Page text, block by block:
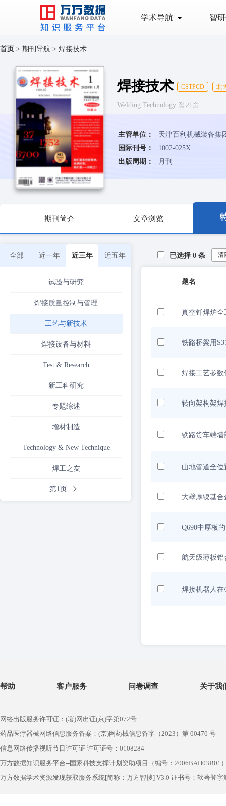
学术导航 智
首页 > 期刊导航 > 焊接技术
焊接技术 CSTPCD 北
Welding Technology 접기술
主管单位：
天津百利机械装备集
国际刊号：
1002-025X
出版周期：
月刊
期刊简介 文章浏览
全部 近一年 近三年 近五年
试验与研究
焊接质量控制与管理
工艺与新技术
焊接设备与材料
Test & Research
新工科研究
专题综述
增材制造
Technology & New Technique
焊工之友
第1页
已选择 0 条 清
题名
真空钎焊炉
铁路桥梁用
焊接工艺参
转向架构架
铁路货车端
山地管道全
大壁厚镍基
Q690中厚板
航天级薄板
焊接机器人
帮助 客户服务 问卷调查 关于我
网络出版服务许可证：(署)网出证(京)字第072号
药品医疗器械网络信息服务备案：(京)网药械信息备字（2023）第 00470 号
信息网络传播视听节目许可证 许可证号：0108284
万方数据知识服务平台--国家科技支撑计划资助项目（编号：2006BAH03B01
万方数据学术资源发现获取服务系统[简称：万方智搜] V3.0 证书号：软著登字